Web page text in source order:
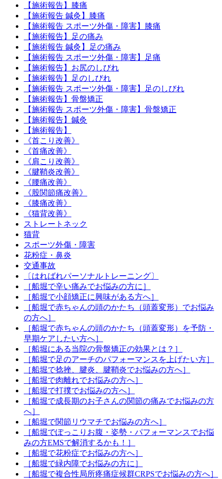
【施術報告】膝痛
【施術報告 鍼灸】膝痛
【施術報告 スポーツ外傷・障害】膝痛
【施術報告】足の痛み
【施術報告 鍼灸】足の痛み
【施術報告 スポーツ外傷・障害】足痛
【施術報告】お尻のしびれ
【施術報告】足のしびれ
【施術報告 スポーツ外傷・障害】足のしびれ
【施術報告】骨盤矯正
【施術報告 スポーツ外傷・障害】骨盤矯正
【施術報告】鍼灸
【施術報告】
《首こり改善》
《首痛改善》
《肩こり改善》
《腱鞘炎改善》
《腰痛改善》
《股関節痛改善》
《膝痛改善》
《猫背改善》
ストレートネック
猫背
スポーツ外傷・障害
花粉症・鼻炎
交通事故
〔はればれパーソナルトレーニング〕
［船堀で辛い痛みでお悩みの方に］
［船堀で小顔矯正に興味がある方へ］
［船堀で赤ちゃんの頭のかたち（頭蓋変形）でお悩み
の方へ］
［船堀で赤ちゃんの頭のかたち（頭蓋変形）を予防・
早期ケアしたい方へ］
［船堀にある当院の骨盤矯正の効果とは？］
［船堀で足のアーチのパフォーマンスを上げたい方］
［船堀で捻挫、腱炎、腱鞘炎でお悩みの方へ］
［船堀で肉離れでお悩みの方へ］
［船堀で打撲でお悩みの方へ］
［船堀で成長期のお子さんの関節の痛みでお悩みの方
へ］
［船堀で関節リウマチでお悩みの方へ］
［船堀でぽっこりお腹・姿勢・パフォーマンスでお悩
みの方EMSで解消するかも！］
［船堀で花粉症でお悩みの方へ］
［船堀で緑内障でお悩みの方に］
［船堀で複合性局所疼痛症候群CRPSでお悩みの方へ］